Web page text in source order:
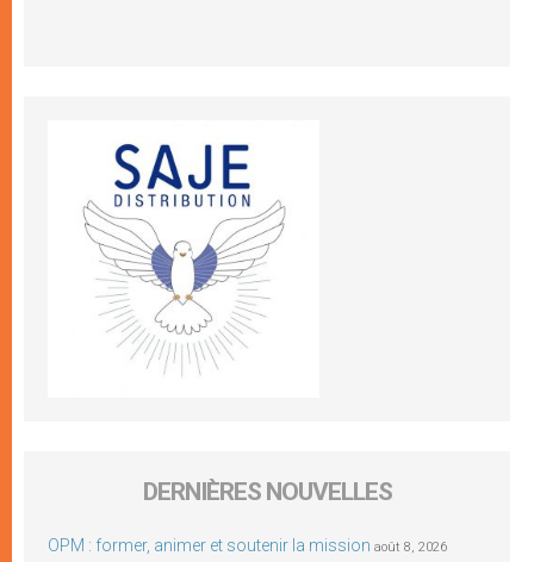
DERNIÈRES NOUVELLES
OPM : former, animer et soutenir la mission août 8, 2026